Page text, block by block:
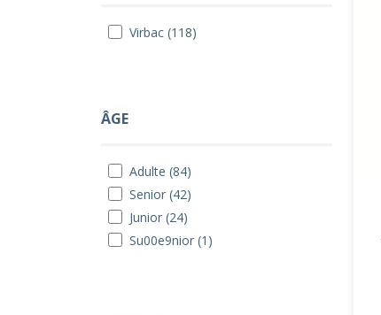
Virbac (118)
ÂGE
Adulte (84)
Senior (42)
Junior (24)
Su00e9nior (1)